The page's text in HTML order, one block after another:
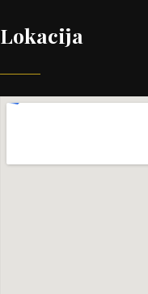
Lokacija